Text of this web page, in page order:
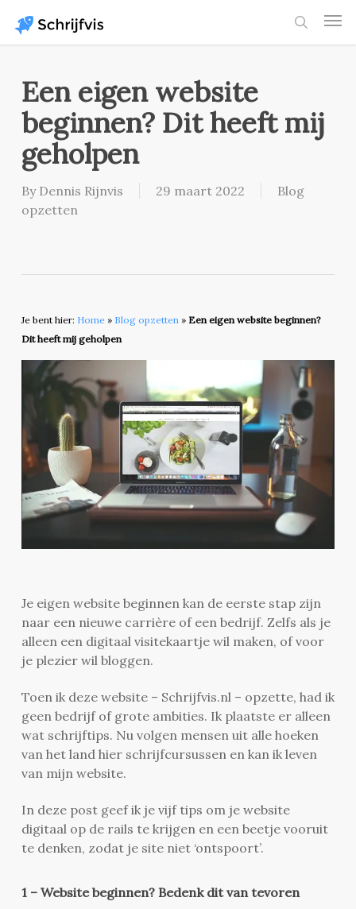
main
Een eigen website
beginnen? Dit heeft mij
geholpen
By Dennis Rijnvis 29 maart 2022
Blog
opzetten
Je bent hier: Home» Blog opzetten» Een eigen website beginnen?
Dit heeft mij geholpen
Je eigen website beginnen kan de eerste stap zijn
naar een nieuwe carrière of een bedrijf. Zelfs als je
alleen een digitaal visitekaartje wil maken, of voor
je plezier wil bloggen.
Toen ik deze website – Schrijfvis.nl – opzette, had ik
geen bedrijf of grote ambities. Ik plaatste er alleen
wat schrijftips. Nu volgen mensen uit alle hoeken
van het land hier schrijfcursussen en kan ik leven
van mijn website.
In deze post geef ik je vijf tips om je website
digitaal op de rails te krijgen en een beetje vooruit
te denken, zodat je site niet ‘ontspoort’.
1 – Website beginnen? Bedenk dit van tevoren